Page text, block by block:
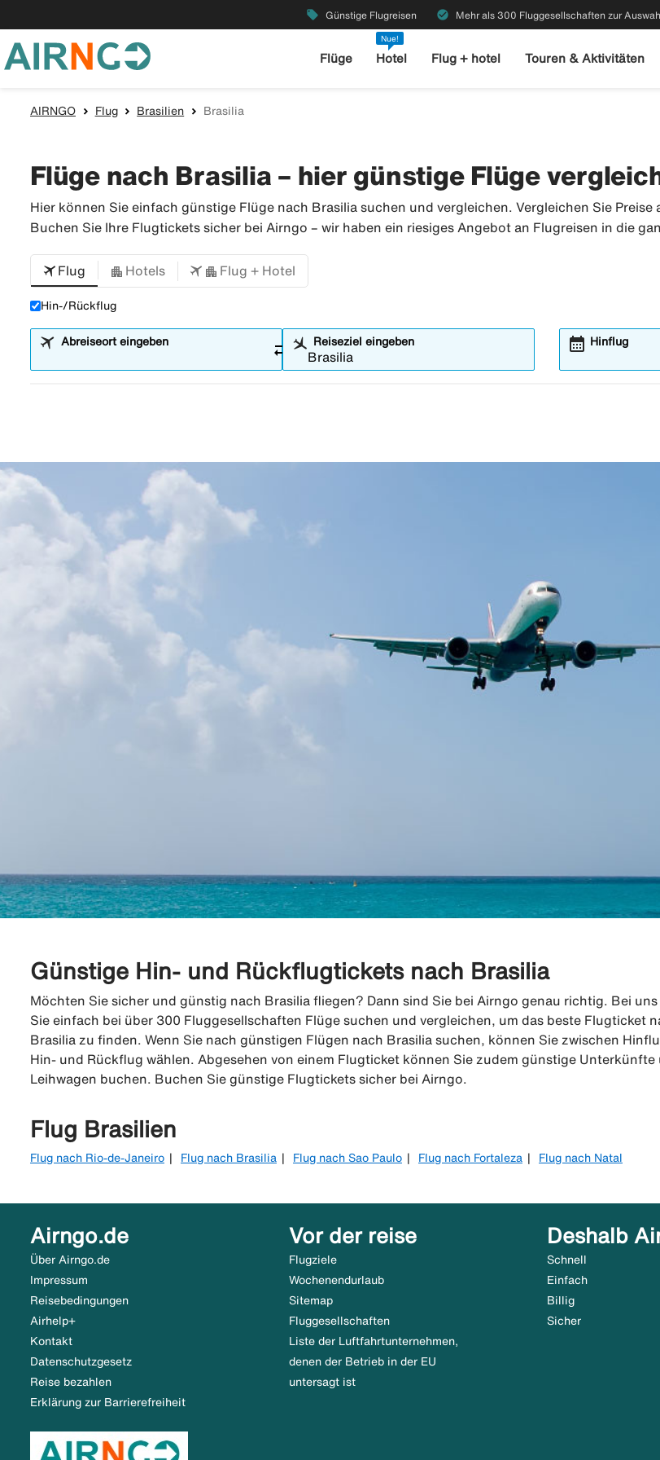
local_offer Günstige Flugreisen check_circle Mehr als 300 Fluggesellschaften zur
Flüge
Nue!
Hotel Flug + hotel Touren & Aktivitäten
AIRNGO Flug Brasilien Brasilia
Flüge nach Brasilia – hier günstige Flüge
Hier können Sie einfach günstige Flüge nach Brasilia suchen und vergleichen. Vergleichen Sie
Buchen Sie Ihre Flugtickets sicher bei Airngo – wir haben ein riesiges Angebot an Flugreisen in die
Flug Hotels Flug + Hotel
Hin-/Rückflug
Abreiseort eingeben sync_alt Reiseziel eingeben Hinflug
calendar_month
Günstige Hin- und Rückflugtickets nach Brasilia
Möchten Sie sicher und günstig nach Brasilia fliegen? Dann sind Sie bei Airngo genau richtig. Bei
Sie einfach bei über 300 Fluggesellschaften Flüge suchen und vergleichen, um das beste Flugticket
Brasilia zu finden. Wenn Sie nach günstigen Flügen nach Brasilia suchen, können Sie zwischen
Hin- und Rückflug wählen. Abgesehen von einem Flugticket können Sie zudem günstige Unterkünfte
Leihwagen buchen. Buchen Sie günstige Flugtickets sicher bei Airngo.
Flug Brasilien
Flug nach Rio-de-Janeiro Flug nach Brasilia Flug nach Sao Paulo Flug nach Fortaleza Flug nach Natal
Airngo.de
Über Airngo.de
Impressum
Reisebedingungen
Airhelp+
Kontakt
Datenschutzgesetz
Reise bezahlen
Erklärung zur Barrierefreiheit
Vor der reise
Flugziele
Wochenendurlaub
Sitemap
Fluggesellschaften
Liste der Luftfahrtunternehmen,
denen der Betrieb in der EU
untersagt ist
Deshalb
Schnell
Einfach
Billig
Sicher